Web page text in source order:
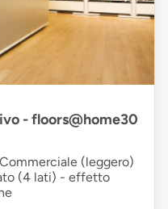
- floors@home30
(leggero)
(4 lati) - effetto